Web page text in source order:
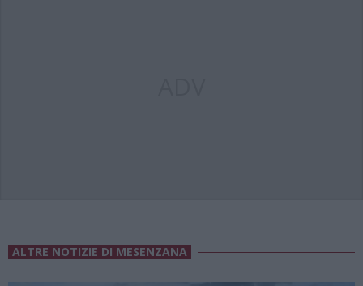
ALTRE NOTIZIE DI MESENZANA